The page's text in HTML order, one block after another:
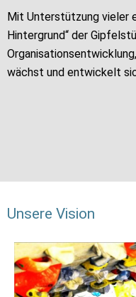
Mit Unterstützung vieler
Hintergrund“ der
wächst und entwickelt
Unsere Vision